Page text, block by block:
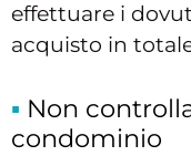
effettuare i
acquisto in
Non
condominio